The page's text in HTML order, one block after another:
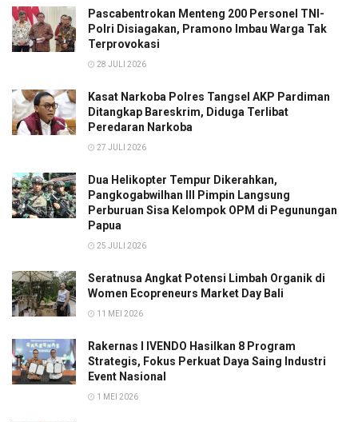
Pascabentrokan Menteng 200 Personel TNI-
Polri Disiagakan, Pramono Imbau Warga Tak
Terprovokasi
28 JULI 2026
Kasat Narkoba Polres Tangsel AKP Pardiman
Ditangkap Bareskrim, Diduga Terlibat
Peredaran Narkoba
27 JULI 2026
Dua Helikopter Tempur Dikerahkan,
Pangkogabwilhan III Pimpin Langsung
Perburuan Sisa Kelompok OPM di Pegunungan
Papua
25 JULI 2026
Seratnusa Angkat Potensi Limbah Organik di
Women Ecopreneurs Market Day Bali
11 MEI 2026
Rakernas I IVENDO Hasilkan 8 Program
Strategis, Fokus Perkuat Daya Saing Industri
Event Nasional
1 MEI 2026